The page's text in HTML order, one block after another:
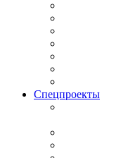
Спецпроекты